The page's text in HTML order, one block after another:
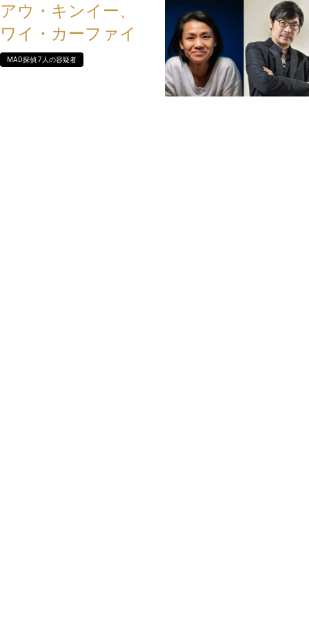
アウ・キンイー、
ワイ・カーファイ
MAD探偵 7人の容疑者